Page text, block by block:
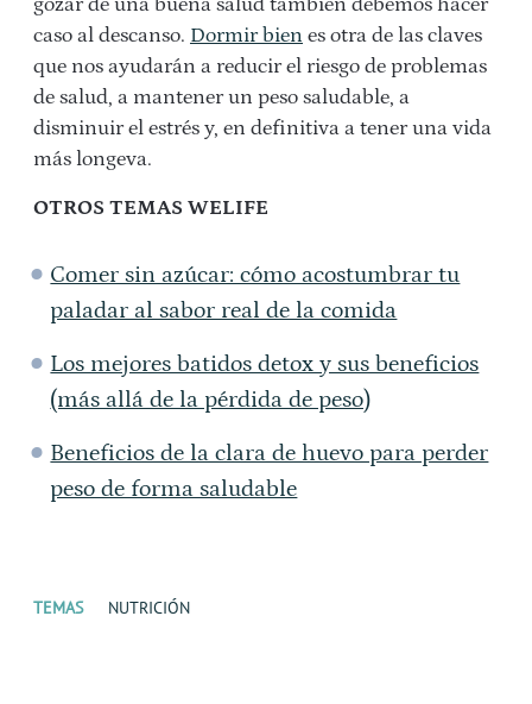
gozar de una buena salud también debemos hacer
caso al descanso. Dormir bien es otra de las claves
que nos ayudarán a reducir el riesgo de problemas
de salud, a mantener un peso saludable, a
disminuir el estrés y, en definitiva a tener una vida
más longeva.
OTROS TEMAS WELIFE
Comer sin azúcar: cómo acostumbrar tu
paladar al sabor real de la comida
Los mejores batidos detox y sus beneficios
(más allá de la pérdida de peso)
Beneficios de la clara de huevo para perder
peso de forma saludable
TEMAS NUTRICIÓN